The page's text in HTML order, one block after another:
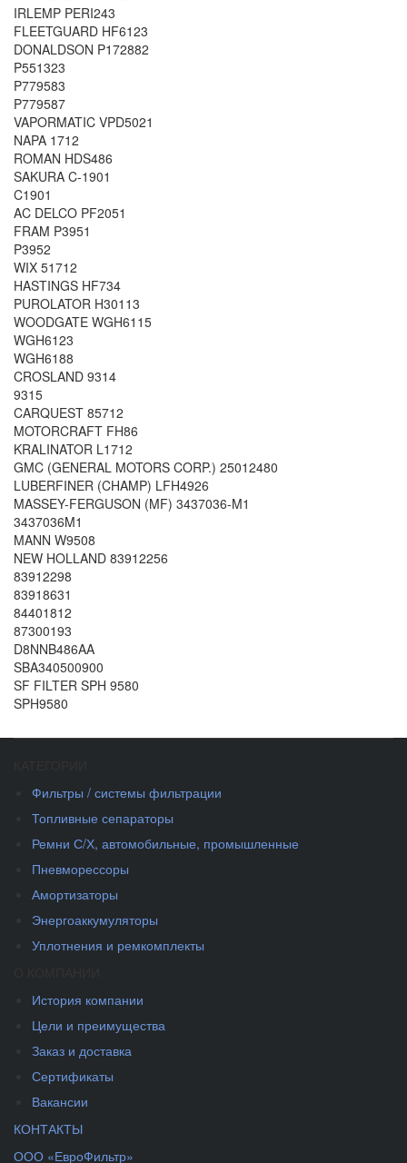
IRLEMP PERI243
FLEETGUARD HF6123
DONALDSON P172882
P551323
P779583
P779587
VAPORMATIC VPD5021
NAPA 1712
ROMAN HDS486
SAKURA C-1901
C1901
AC DELCO PF2051
FRAM P3951
P3952
WIX 51712
HASTINGS HF734
PUROLATOR H30113
WOODGATE WGH6115
WGH6123
WGH6188
CROSLAND 9314
9315
CARQUEST 85712
MOTORCRAFT FH86
KRALINATOR L1712
GMC (GENERAL MOTORS CORP.) 25012480
LUBERFINER (CHAMP) LFH4926
MASSEY-FERGUSON (MF) 3437036-M1
3437036M1
MANN W9508
NEW HOLLAND 83912256
83912298
83918631
84401812
87300193
D8NNB486AA
SBA340500900
SF FILTER SPH 9580
SPH9580
Фильтры / системы фильтрации
Топливные сепараторы
Ремни С/Х, автомобильные, промышленные
Пневморессоры
Амортизаторы
Энергоаккумуляторы
Уплотнения и ремкомплекты
История компании
Цели и преимущества
Заказ и доставка
Сертификаты
Вакансии
КОНТАКТЫ
ООО «ЕвроФильтр»